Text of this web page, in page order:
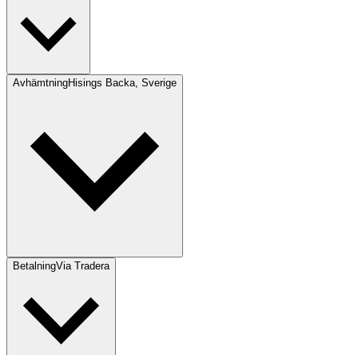
AvhämtningHisings Backa, Sverige
BetalningVia Tradera